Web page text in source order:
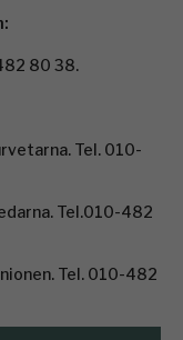
80 38.
Tel. 010-
Tel.010-482
Tel. 010-482